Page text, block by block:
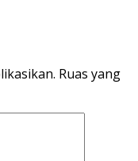
Ruas yang